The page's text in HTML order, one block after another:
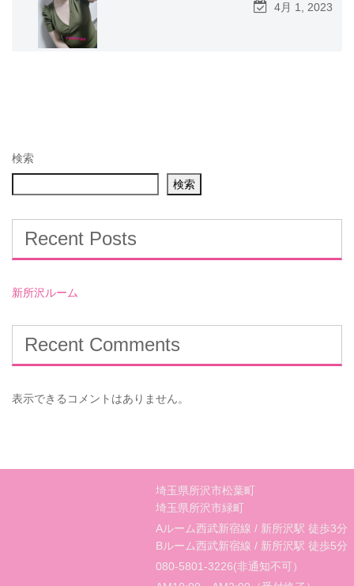
4月 1, 2023
検索
検索
Recent Posts
新所沢ルーム
Recent Comments
表示できるコメントはありません。
埼玉県所沢市松葉町
埼玉県所沢市緑町
Aルーム西武新宿線 / 新所沢駅 徒歩3分
Bルーム西武新宿線 / 新所沢駅 徒歩5分
080-5801-3226(非通知不可）